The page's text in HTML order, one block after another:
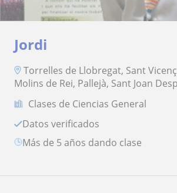
Jordi
Torrelles de Llobregat, Sant
Molins de Rei, Pallejà, Sant Joan
Clases de Ciencias General
Datos verificados
más de 5 años dando clase